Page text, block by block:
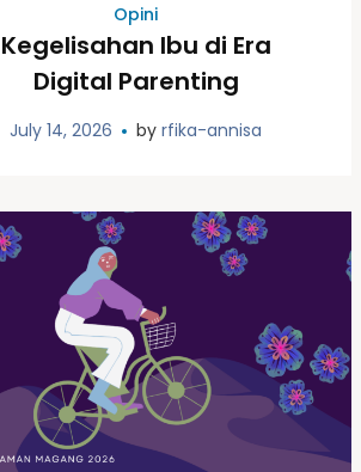
Opini
Kegelisahan Ibu di Era
Digital Parenting
July 14, 2026 byrfika-annisa